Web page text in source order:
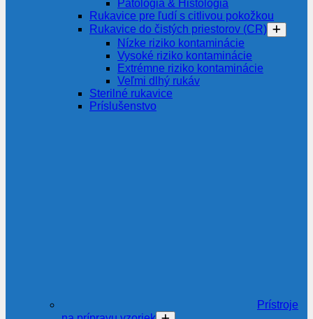
Patológia & Histológia
Rukavice pre ľudí s citlivou pokožkou
Rukavice do čistých priestorov (CR)
Nízke riziko kontaminácie
Vysoké riziko kontaminácie
Extrémne riziko kontaminácie
Veľmi dlhý rukáv
Sterilné rukavice
Príslušenstvo
Prístroje